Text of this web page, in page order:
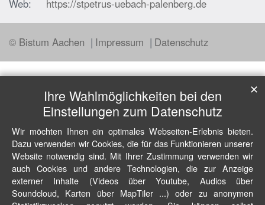
Web:
https://stpetrus-uebach-palenberg.de
© Bistum Aachen Impressum Datenschutz
Ihre Wahlmöglichkeiten bei den
Einstellungen zum Datenschutz
Wir möchten Ihnen ein optimales Webseiten-Erlebnis bieten.
Dazu verwenden wir Cookies, die für das Funktionieren unserer
Website notwendig sind. Mit Ihrer Zustimmung verwenden wir
auch Cookies und andere Technologien, die zur Anzeige
externer Inhalte (Videos über Youtube, Audios über
Soundcloud, Karten über MapTiler ...) oder zu anonymen
✕